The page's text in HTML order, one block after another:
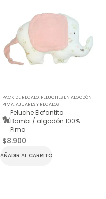
PACK DE REGALO, PELUCHES EN ALGODÓN
PIMA,AJUARES Y REGALOS
Peluche Elefantito
Bambi / algodón 100%
Pima
$8.900
AÑADIR AL CARRITO